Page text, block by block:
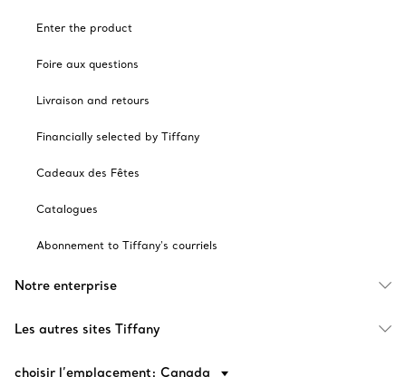
Enter the product
Foire aux questions
Livraison and retours
Financially selected by Tiffany
Cadeaux des Fêtes
Catalogues
Abonnement to Tiffany's courriels
Notre enterprise
Les autres sites Tiffany
choisir l’emplacement: Canada